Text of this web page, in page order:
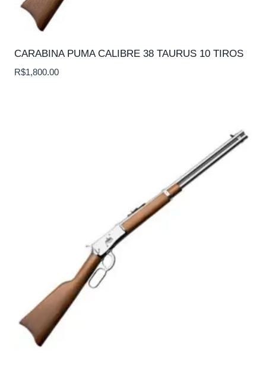
CARABINA PUMA CALIBRE 38 TAURUS 10 TIROS
R$1,800.00